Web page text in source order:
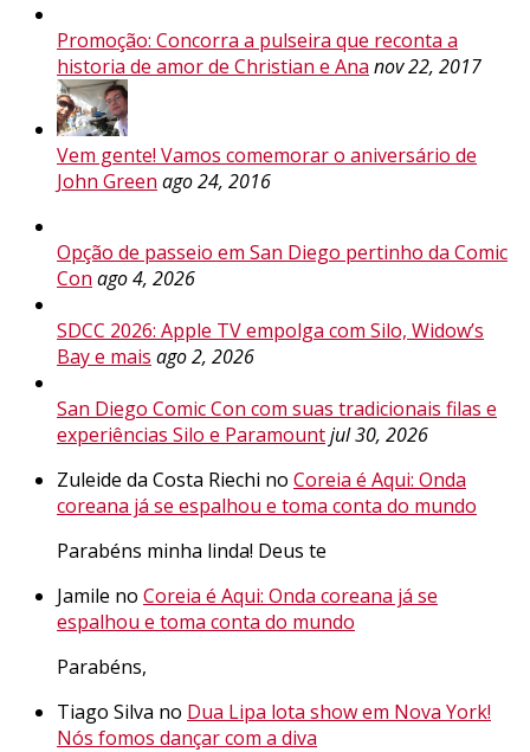
Promoção: Concorra a pulseira que reconta a
historia de amor de Christian e Ana nov 22, 2017
Vem gente! Vamos comemorar o aniversário de
John Green ago 24, 2016
Opção de passeio em San Diego pertinho da Comic
Con ago 4, 2026
SDCC 2026: Apple TV empolga com Silo, Widow’s
Bay e mais ago 2, 2026
San Diego Comic Con com suas tradicionais filas e
experiências Silo e Paramountjul 30, 2026
Zuleide da Costa Riechi no Coreia é Aqui: Onda
coreana já se espalhou e toma conta do mundo
Parabéns minha linda! Deus te
Jamile no Coreia é Aqui: Onda coreana já se
espalhou e toma conta do mundo
Parabéns,
Tiago Silva no Dua Lipa lota show em Nova York!
Nós fomos dançar com a diva